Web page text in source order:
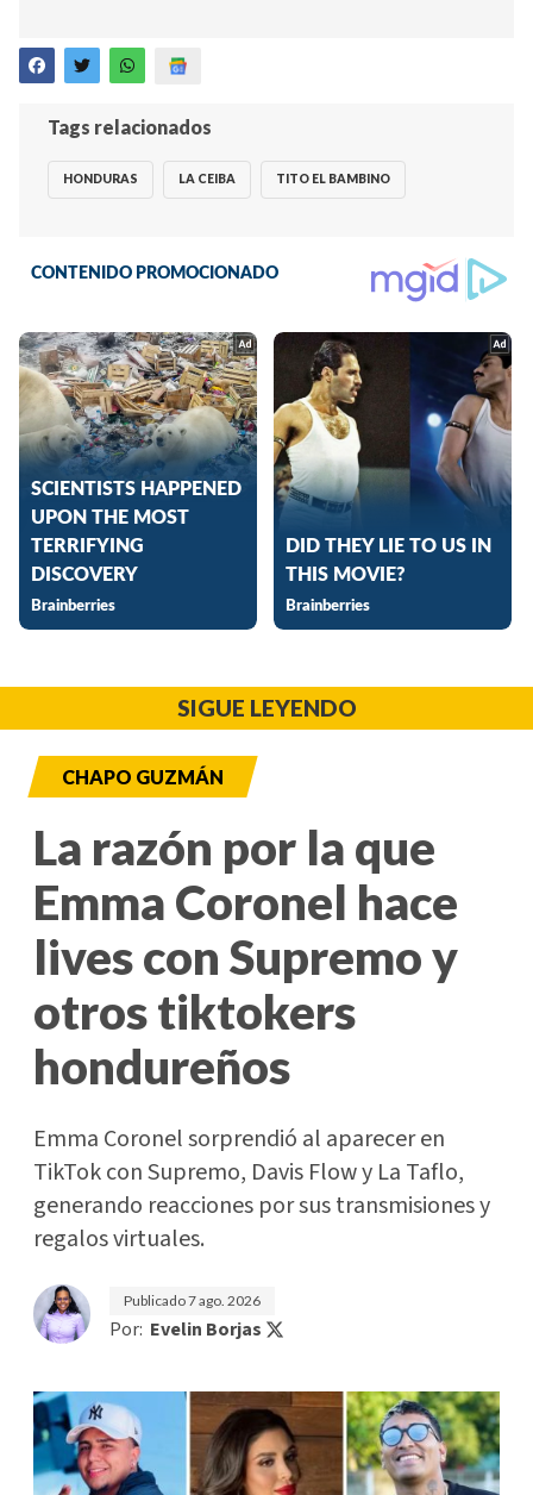
Tags relacionados
HONDURAS LA CEIBA TITO EL BAMBINO
SIGUE LEYENDO
CHAPO GUZMÁN
La razón por la que
Emma Coronel hace
lives con Supremo y
otros tiktokers
hondureños
Emma Coronel sorprendió al aparecer en
TikTok con Supremo, Davis Flow y La Taflo,
generando reacciones por sus transmisiones y
regalos virtuales.
Publicado7 ago. 2026
Por: Evelin Borjas